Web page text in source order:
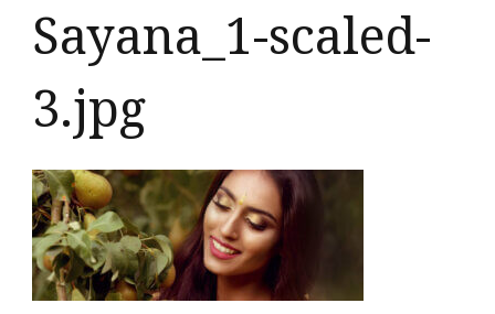
Sayana_1-scaled-
3.jpg